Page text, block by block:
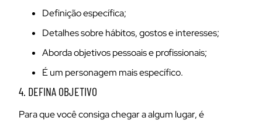
Definição específica;
Detalhes sobre hábitos, gostos e interesses;
Aborda objetivos pessoais e profissionais;
É um personagem mais específico.
4. DEFINA OBJETIVO
Para que você consiga chegar a algum lugar, é